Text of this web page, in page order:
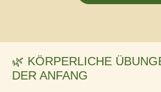
🌿 KÖRPERLICHE
DER ANFANG